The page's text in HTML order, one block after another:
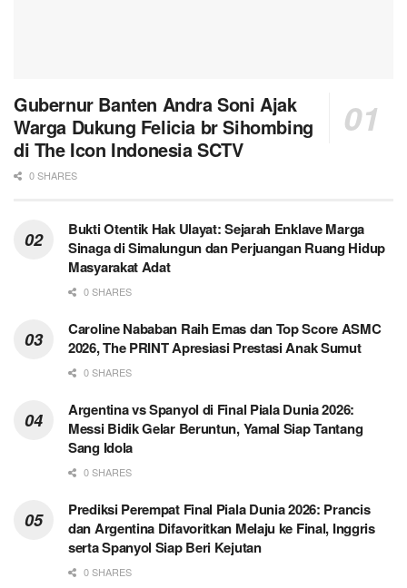
Gubernur Banten Andra Soni Ajak
Warga Dukung Felicia br Sihombing
di The Icon Indonesia SCTV
0 SHARES
Bukti Otentik Hak Ulayat: Sejarah Enklave Marga
Sinaga di Simalungun dan Perjuangan Ruang Hidup
Masyarakat Adat
0 SHARES
Caroline Nababan Raih Emas dan Top Score ASMC
2026, The PRINT Apresiasi Prestasi Anak Sumut
0 SHARES
Argentina vs Spanyol di Final Piala Dunia 2026:
Messi Bidik Gelar Beruntun, Yamal Siap Tantang
Sang Idola
0 SHARES
Prediksi Perempat Final Piala Dunia 2026: Prancis
dan Argentina Difavoritkan Melaju ke Final, Inggris
serta Spanyol Siap Beri Kejutan
0 SHARES